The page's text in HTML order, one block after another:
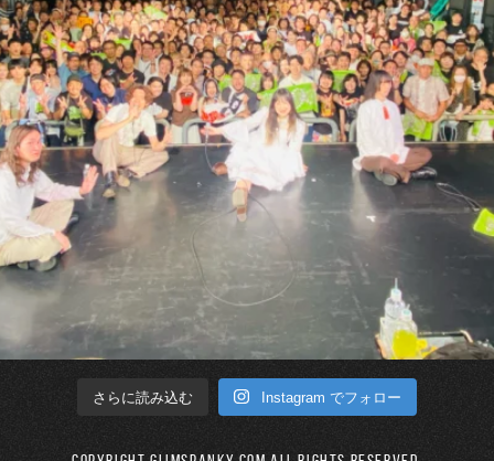
さらに読み込む Instagram でフォロー